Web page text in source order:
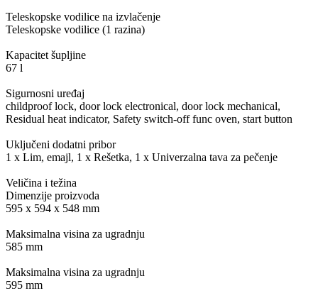
Teleskopske vodilice na izvlačenje
Teleskopske vodilice (1 razina)
Kapacitet šupljine
67 l
Sigurnosni uređaj
childproof lock, door lock electronical, door lock mechanical,
Residual heat indicator, Safety switch-off func oven, start button
Uključeni dodatni pribor
1 x Lim, emajl, 1 x Rešetka, 1 x Univerzalna tava za pečenje
Veličina i težina
Dimenzije proizvoda
595 x 594 x 548 mm
Maksimalna visina za ugradnju
585 mm
Maksimalna visina za ugradnju
595 mm